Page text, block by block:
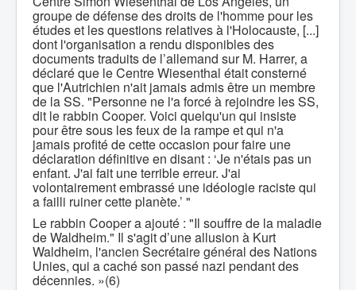
groupe de défense des droits de l'homme pour les
études et les questions relatives à l'Holocauste, [...]
dont l'organisation a rendu disponibles des
documents traduits de l’allemand sur M. Harrer, a
déclaré que le Centre Wiesenthal était consterné
que l'Autrichien n'ait jamais admis être un membre
de la SS. "Personne ne l'a forcé à rejoindre les SS,
dit le rabbin Cooper. Voici quelqu'un qui insiste
pour être sous les feux de la rampe et qui n'a
jamais profité de cette occasion pour faire une
déclaration définitive en disant : ‘Je n'étais pas un
enfant. J'ai fait une terrible erreur. J'ai
volontairement embrassé une idéologie raciste qui
a failli ruiner cette planète.’ "
Le rabbin Cooper a ajouté : "Il souffre de la maladie
de Waldheim." Il s'agit d’une allusion à Kurt
Waldheim, l'ancien Secrétaire général des Nations
Unies, qui a caché son passé nazi pendant des
décennies. »(6)